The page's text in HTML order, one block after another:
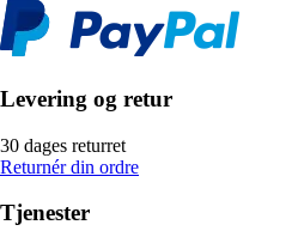
Levering og retur
30 dages returret
Returnér din ordre
Tjenester